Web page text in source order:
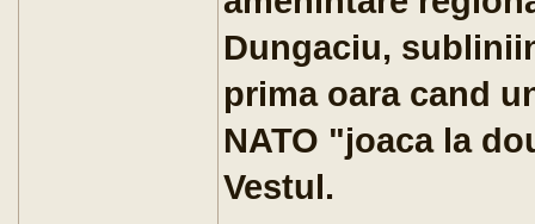
Dungaciu,
prima oara cand
NATO "joaca la
Vestul.